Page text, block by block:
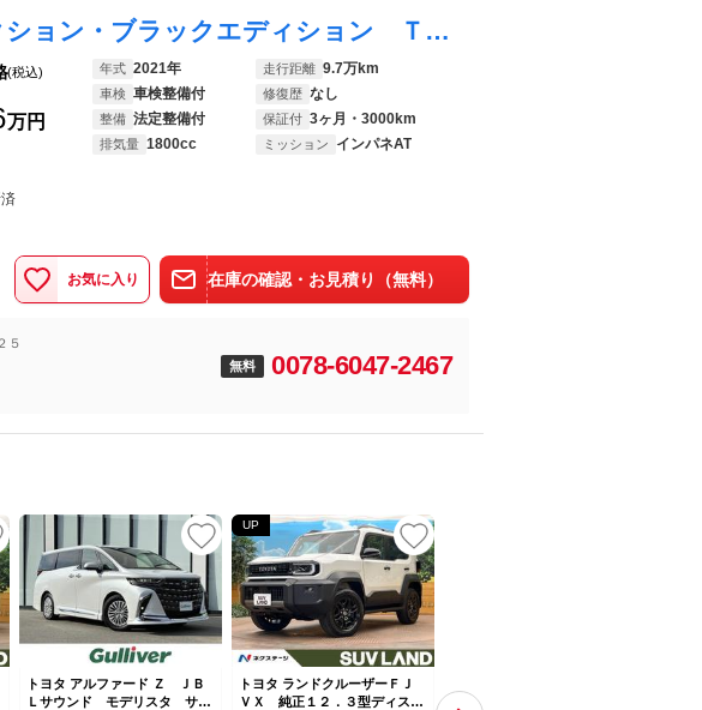
プリウス Ｓツーリングセレクション・ブラックエディション ＴＲＤエアロ ８インチディスプレイオーディオ 全周囲カメラ セーフティセンス ドライブレコーダー シートヒーター クリアランスソナー 合皮レザーシート ＥＴＣ Ｂｌｕｅｔｏｏｔｈ再生 スマートキー
(税込)
万円
年式 2021年 走行距離 9.7万km
車検 車検整備付 修復歴 なし
整備 法定整備付 保証付 3ヶ月・3000km
排気量 1800cc ミッション インパネAT
お気に入り 在庫の確認・お見積り（無料）
５
無料 0078-6047-2467
トヨタ アルファード Ｚ ＪＢ
Ｌサウンド モデリスタ サン
UP
トヨタ ランドクルーザーＦＪ
ＶＸ 純正１２．３型ディスプ
ンバーチブル エアロダイナミ